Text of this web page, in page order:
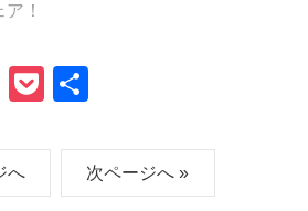
！
H
e
n
P
ck
et
次ページへ »
へ